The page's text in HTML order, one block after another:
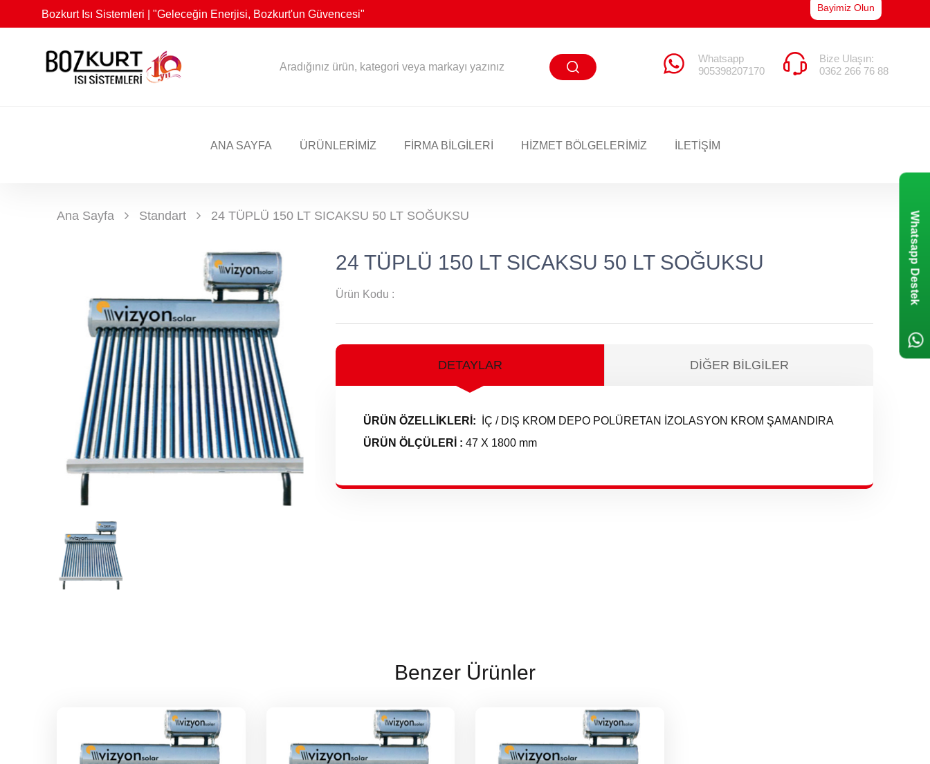
Bozkurt Isı Sistemleri | "Geleceğin Enerjisi, Bozkurt'un Güvencesi"
Bayimiz Olun
Whatsapp
905398207170
Bize Ulaşın:
0362 266 76 88
ANA SAYFA ÜRÜNLERİMİZ FİRMA BİLGİLERİ HIZMET BÖLGELERIMIZ İLETİŞİM
Ana Sayfa Standart 24 TÜPLÜ 150 LT SICAKSU 50 LT SOĞUKSU
24 TÜPLÜ 150 LT SICAKSU 50 LT SOĞUKSU
Ürün Kodu :
DETAYLAR DIĞER BILGILER
ÜRÜN ÖZELLİKLERİ:
İÇ / DIŞ KROM DEPO POLÜRETAN İZOLASYON KROM ŞAMANDIRA
ÜRÜN ÖLÇÜLERİ : 47 X 1800 mm
Benzer Ürünler
Whatsapp Destek